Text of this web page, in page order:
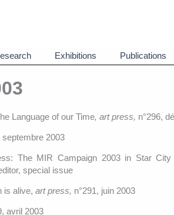
Exhibitions Publications
Language of our Time, art press, n°296,
septembre 2003
The MIR Campaign 2003 in Star City
special issue
is alive, art press, n°291, juin 2003
avril 2003